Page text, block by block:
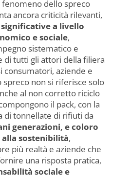
di
fenomeno dello spreco
ancora criticità rilevanti,
a livello
e sociale,
sistematico e
di tutti gli attori della filiera
consumatori, aziende e
spreco non si riferisce solo
al non corretto riciclo
il pack, con la
di tonnellate di rifiuti da
generazioni, e coloro
sostenibilità,
più realtà e aziende che
una risposta pratica,
sociale e